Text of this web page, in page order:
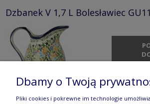
Dzbanek V 1,7 L Bolesławiec
Dbamy o Twoją
Pliki cookies i pokrewne im technologie